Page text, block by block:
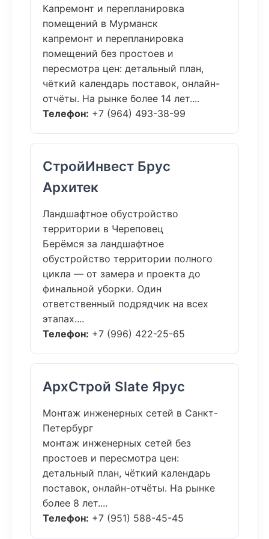
Капремонт и перепланировка
помещений в Мурманск
капремонт и перепланировка
помещений без простоев и
пересмотра цен: детальный план,
чёткий календарь поставок, онлайн-
отчёты. На рынке более 14 лет....
Телефон: +7 (964) 493-38-99
СтройИнвест Брус
Архитек
Ландшафтное обустройство
территории в Череповец
Берёмся за ландшафтное
обустройство территории полного
цикла — от замера и проекта до
финальной уборки. Один
ответственный подрядчик на всех
этапах....
Телефон: +7 (996) 422-25-65
АрхСтрой Slate Ярус
Монтаж инженерных сетей в Санкт-
Петербург
монтаж инженерных сетей без
простоев и пересмотра цен:
детальный план, чёткий календарь
поставок, онлайн-отчёты. На рынке
более 8 лет....
Телефон: +7 (951) 588-45-45